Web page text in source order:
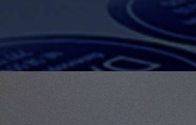
Realizacje